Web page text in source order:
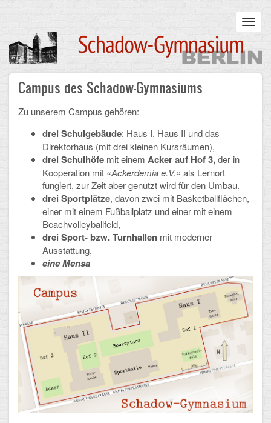
content
Main
navigation
STARTSEITE
UNSERE SCHULE
Infos zum Schulalltag
Was uns wichtig ist
Campus
Sanierung
Schulpartnerschaft
Historisches
Schulalbum
SCHULLEBEN
Kollegium
Schulleitung
Schülervertretung
Campus des Schadow-Gymnasiums
Zu unserem Campus gehören:
drei Schulgebäude: Haus I, Haus II und das
Direktorhaus (mit drei kleinen Kursräumen),
drei Schulhöfe mit einem Ackerauf Hof 3,der in
Kooperation mit «Ackerdemia e.V.» als Lernort
fungiert, zur Zeit aber genutzt wird für den Umbau.
drei Sportplätze, davon zwei mit Basketballflächen,
einer mit einem Fußballplatz und einer mit einem
Beachvolleyballfeld,
drei Sport- bzw. Turnhallen mit moderner
Ausstattung,
eine Mensa